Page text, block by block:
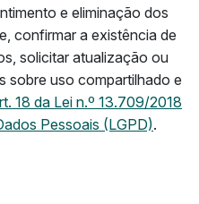
e eliminação dos
confirmar a existência de
solicitar atualização ou
sobre uso compartilhado e
18 da Lei n.º 13.709/2018
Pessoais (LGPD).